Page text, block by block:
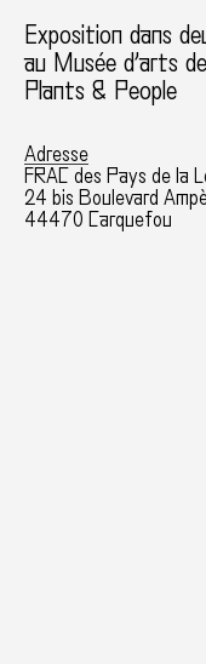
Exposition dans
au Musée d’arts
Plants & People
Adresse
FRAC des Pays de la
24 bis Boulevard
44470 Carquefou